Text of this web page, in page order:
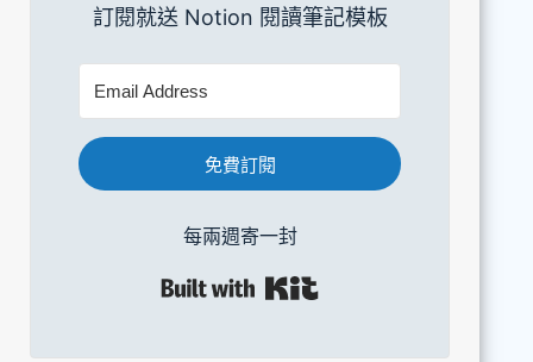
訂閱就送 Notion 閱讀筆記模板
免費訂閱
每兩週寄一封